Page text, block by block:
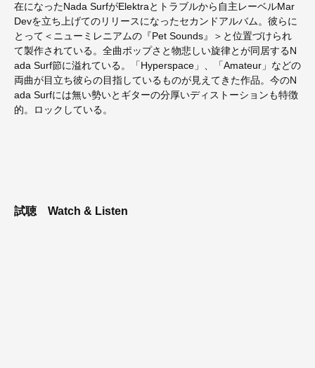
在になったNada SurfがElektraとトラブルから自主レーベルMar
Devを立ち上げてのリリースになったセカンドアルバム。彼らに
とって＜ニューミレニアムの『Pet Sounds』＞と位置づけられ
て製作されている。全曲ポップさと物悲しい旋律とが同居するN
ada Surf節に溢れている。「Hyperspace」、「Amateur」などの
両曲が目立ち彼らの目指しているものが見えてきた作品。今のN
ada Surfには無い勢いとギターの分厚いディストーションも特徴
的。ロックしている。
試聴 Watch & Listen